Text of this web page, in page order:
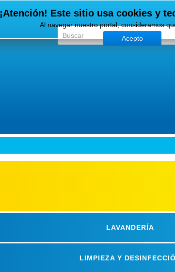
LAVANDERÍA
LIMPIEZA Y
¡Atención! Este sitio usa cookies y
Al navegar nuestro portal, consideramos
Acepto